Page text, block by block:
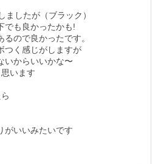
ましたが（ブラック）
でも良かったかも!
ので良かったです。
つく感じがしますが
いからいいかな〜
います
がいいみたいです